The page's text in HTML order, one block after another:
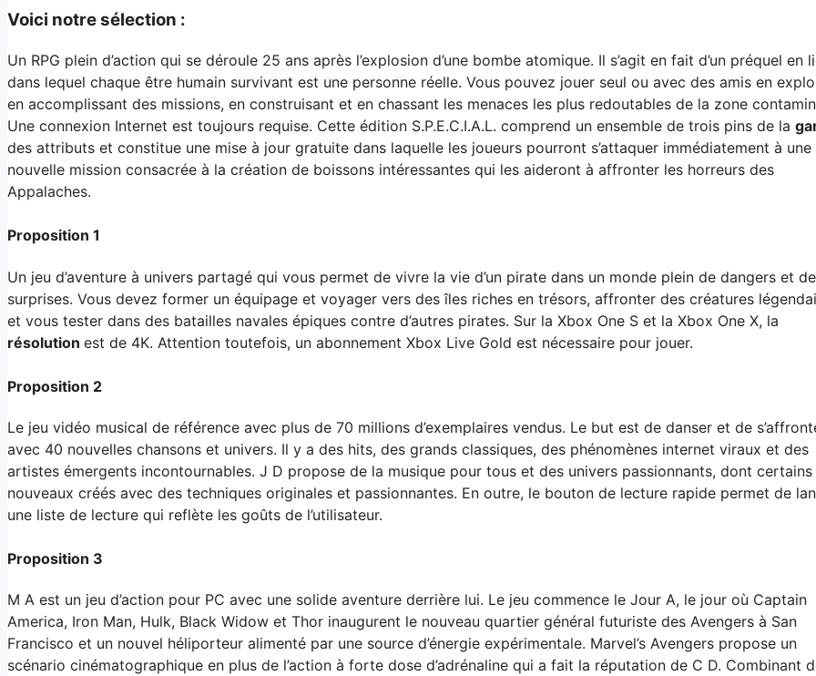
Voici notre sélection :
Un RPG plein d’action qui se déroule 25 ans après l’explosion d’une bombe atomique. Il s’agit en fait d’un préquel en
dans lequel chaque être humain survivant est une personne réelle. Vous pouvez jouer seul ou avec des amis en
en accomplissant des missions, en construisant et en chassant les menaces les plus redoutables de la zone
Une connexion Internet est toujours requise. Cette édition S.P.E.C.I.A.L. comprend un ensemble de trois pins de la
des attributs et constitue une mise à jour gratuite dans laquelle les joueurs pourront s’attaquer immédiatement à une
nouvelle mission consacrée à la création de boissons intéressantes qui les aideront à affronter les horreurs des
Appalaches.
Proposition 1
Un jeu d’aventure à univers partagé qui vous permet de vivre la vie d’un pirate dans un monde plein de dangers et de
surprises. Vous devez former un équipage et voyager vers des îles riches en trésors, affronter des créatures
et vous tester dans des batailles navales épiques contre d’autres pirates. Sur la Xbox One S et la Xbox One X, la
résolution est de 4K. Attention toutefois, un abonnement Xbox Live Gold est nécessaire pour jouer.
Proposition 2
Le jeu vidéo musical de référence avec plus de 70 millions d’exemplaires vendus. Le but est de danser et de
avec 40 nouvelles chansons et univers. Il y a des hits, des grands classiques, des phénomènes internet viraux et des
artistes émergents incontournables. J D propose de la musique pour tous et des univers passionnants, dont certains
nouveaux créés avec des techniques originales et passionnantes. En outre, le bouton de lecture rapide permet de
une liste de lecture qui reflète les goûts de l’utilisateur.
Proposition 3
M A est un jeu d’action pour PC avec une solide aventure derrière lui. Le jeu commence le Jour A, le jour où Captain
America, Iron Man, Hulk, Black Widow et Thor inaugurent le nouveau quartier général futuriste des Avengers à San
Francisco et un nouvel héliporteur alimenté par une source d’énergie expérimentale. Marvel’s Avengers propose un
scénario cinématographique en plus de l’action à forte dose d’adrénaline qui a fait la réputation de C D. Combinant